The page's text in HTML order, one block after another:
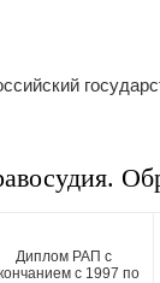
Диплом РАП с
с 1997 по